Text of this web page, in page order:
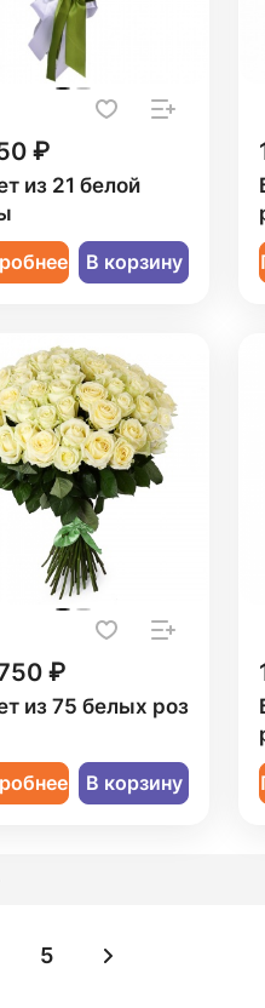
₽
из 21 белой
В корзину
₽
из 75 белых роз
В корзину
5